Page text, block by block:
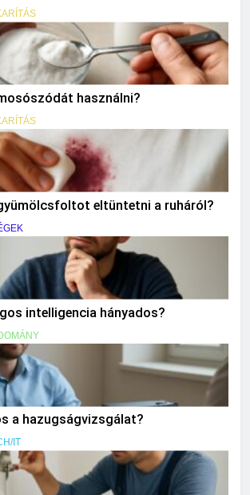
használni?
eltüntetni a ruháról?
intelligencia hányados?
a hazugságvizsgálat?
IT